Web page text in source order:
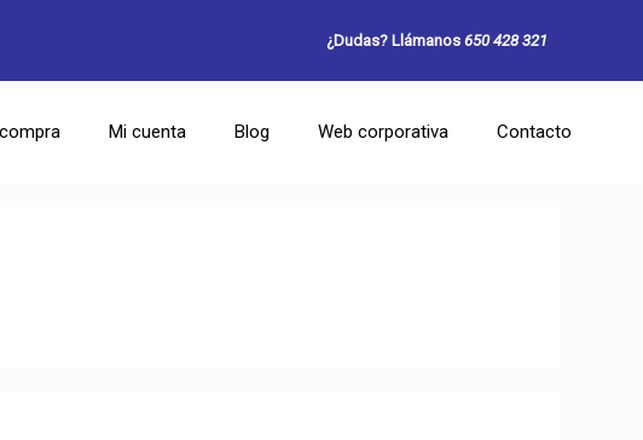
¿Dudas? Llámanos 650 428 321
Mi cuenta Blog Web corporativa Contacto